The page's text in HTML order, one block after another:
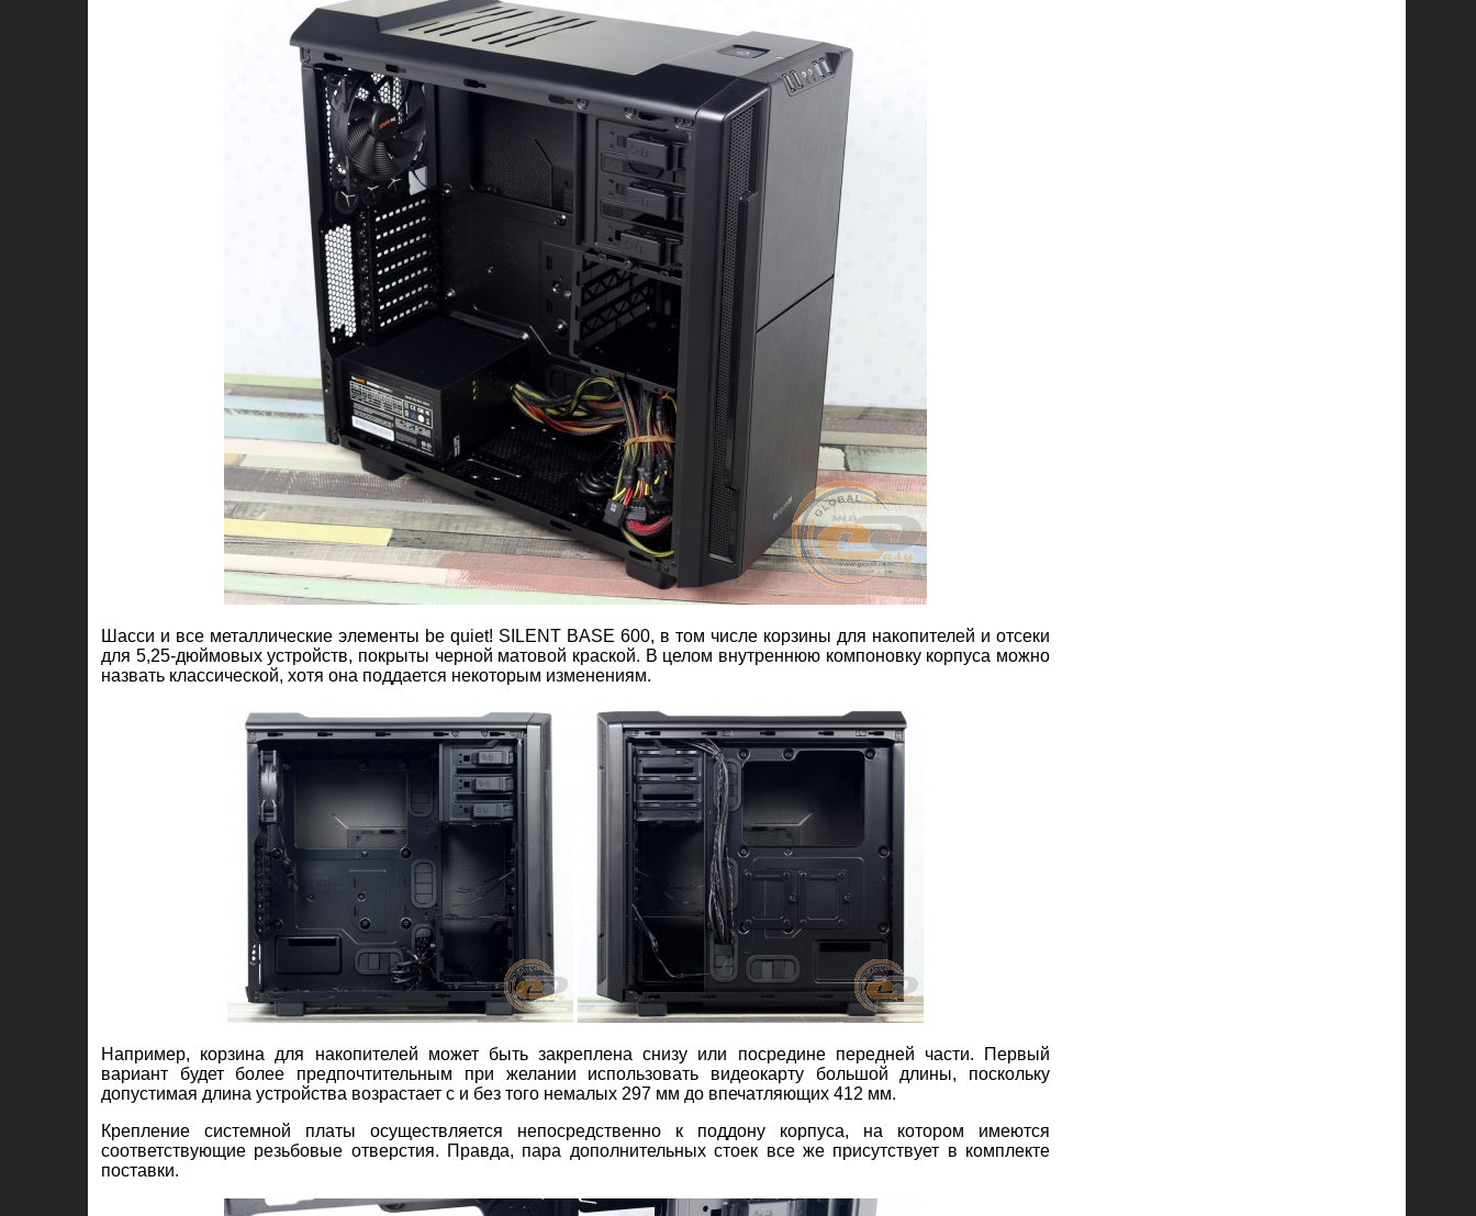
Шасси и все металлические элементы be quiet! SILENT BASE 600, в том числе корзины для накопителей и отсеки
для 5,25-дюймовых устройств, покрыты черной матовой краской. В целом внутреннюю компоновку корпуса можно
назвать классической, хотя она поддается некоторым изменениям.
Например, корзина для накопителей может быть закреплена снизу или посредине передней части. Первый
вариант будет более предпочтительным при желании использовать видеокарту большой длины, поскольку
допустимая длина устройства возрастает с и без того немалых 297 мм до впечатляющих 412 мм.
Крепление системной платы осуществляется непосредственно к поддону корпуса, на котором имеются
соответствующие резьбовые отверстия. Правда, пара дополнительных стоек все же присутствует в комплекте
поставки.